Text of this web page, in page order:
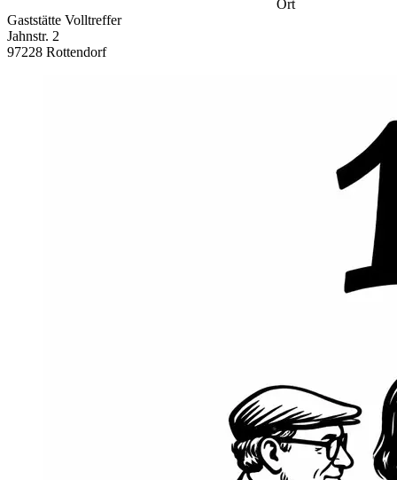
Ort
Gaststätte Volltreffer
Jahnstr. 2
97228 Rottendorf